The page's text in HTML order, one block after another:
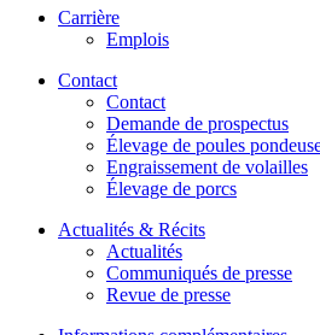
Carrière
Emplois
Contact
Contact
Demande de prospectus
Élevage de poules
Engraissement de volailles
Élevage de porcs
Actualités & Récits
Actualités
Communiqués de presse
Revue de presse